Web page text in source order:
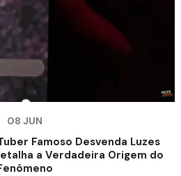
08 JUN
Famoso Desvenda Luzes
a Verdadeira Origem do